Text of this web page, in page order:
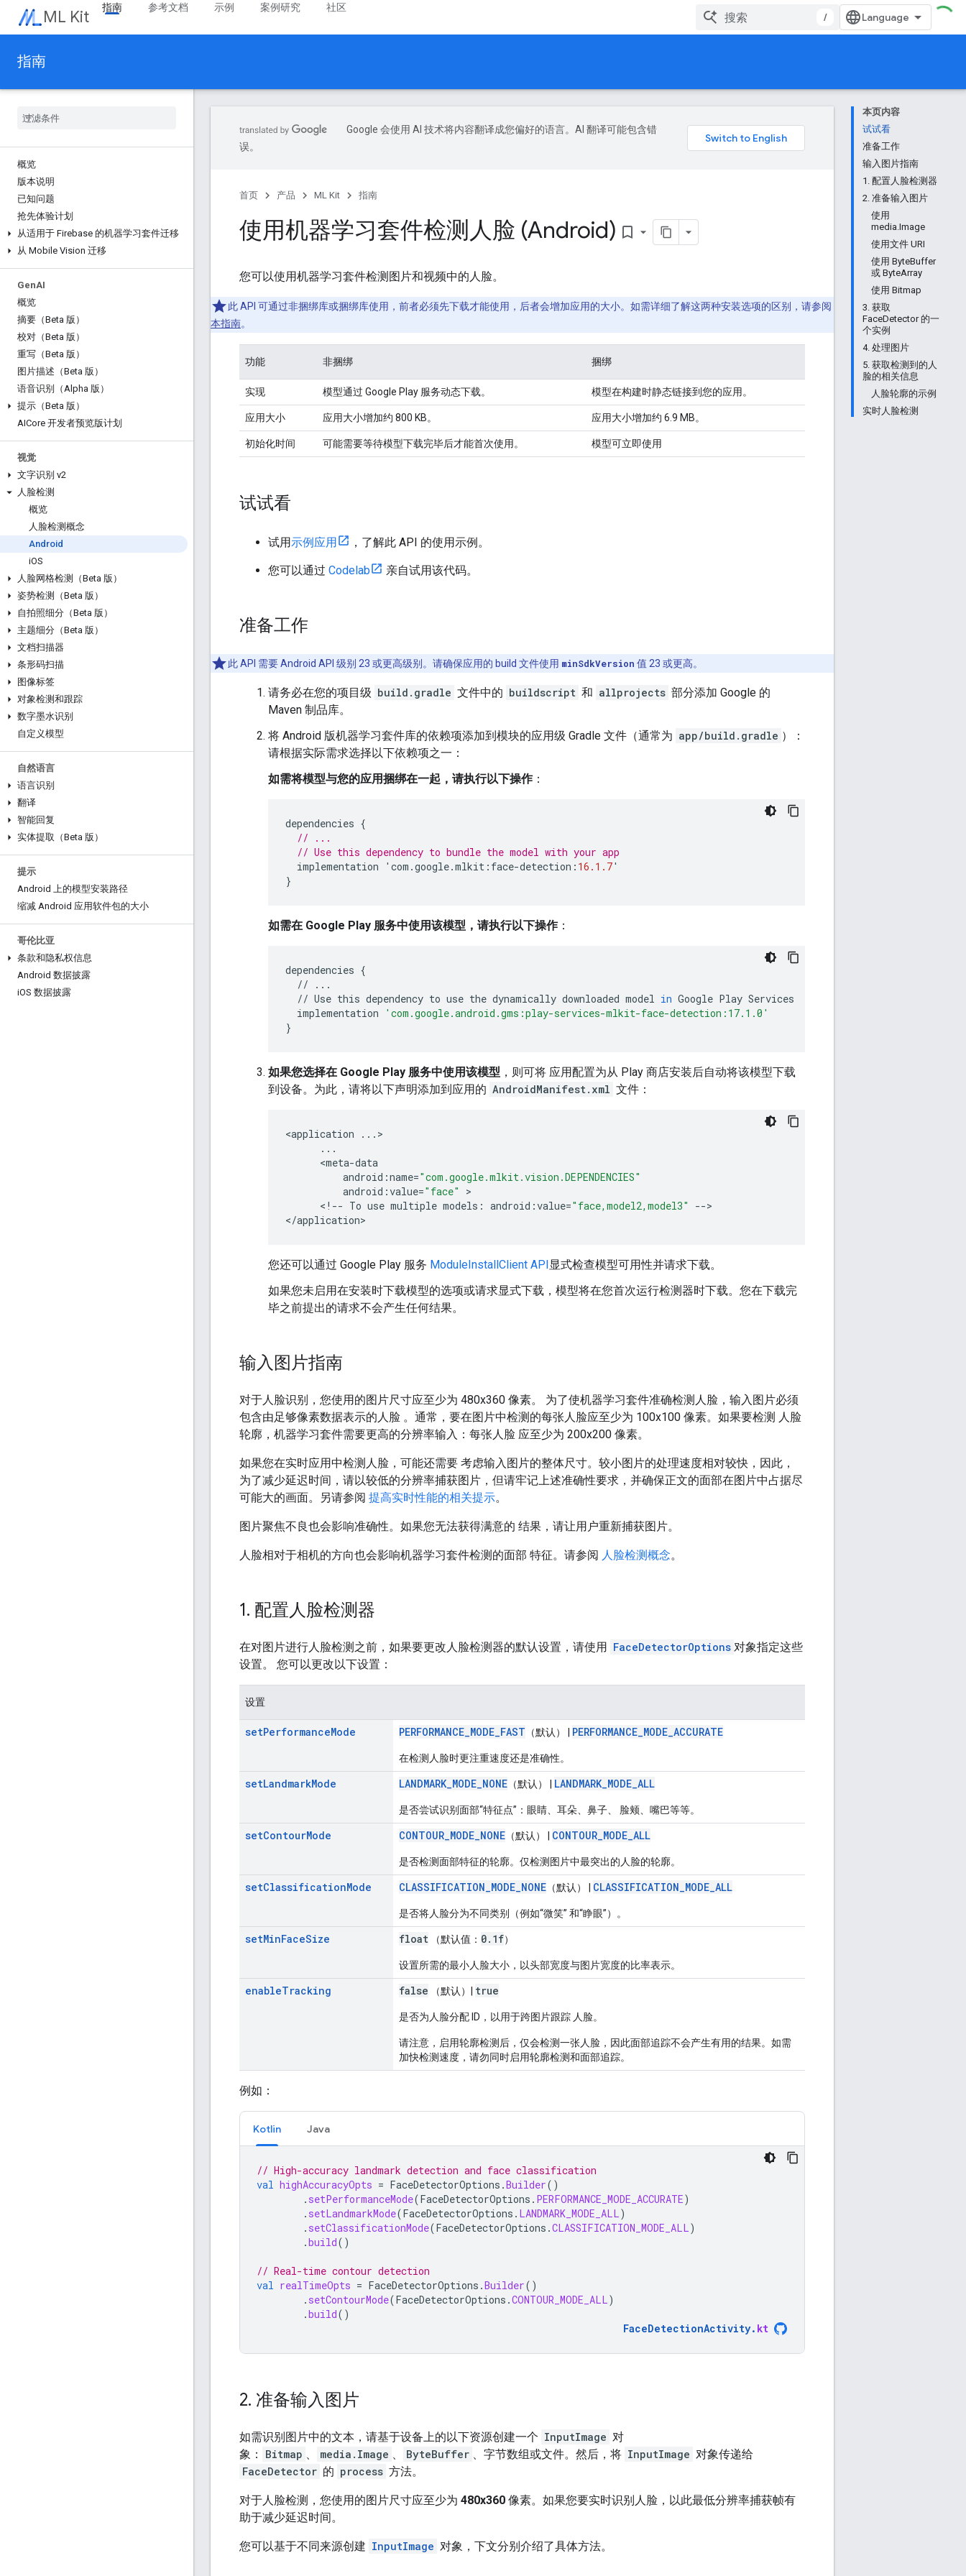
ML Kit 指南 参考文档 示例 案例研究 社区
/
指南
概览
版本说明
已知问题
抢先体验计划
从适用于 Firebase 的机器学习套件迁移
从 Mobile Vision 迁移
GenAI
概览
摘要（Beta 版）
校对（Beta 版）
重写（Beta 版）
图片描述（Beta 版）
语音识别（Alpha 版）
提示（Beta 版）
AICore 开发者预览版计划
视觉
文字识别 v2
人脸检测
概览
人脸检测概念
Android
iOS
人脸网格检测（Beta 版）
姿势检测（Beta 版）
自拍照细分（Beta 版）
主题细分（Beta 版）
文档扫描器
条形码扫描
图像标签
对象检测和跟踪
数字墨水识别
自定义模型
自然语言
语言识别
翻译
智能回复
实体提取（Beta 版）
提示
Android 上的模型安装路径
缩减 Android 应用软件包的大小
哥伦比亚
条款和隐私权信息
Android 数据披露
iOS 数据披露
本页内容
试试看
准备工作
输入图片指南
1. 配置人脸检测器
2. 准备输入图片
使用
media.Image
使用文件 URI
使用 ByteBuffer
或 ByteArray
使用 Bitmap
3. 获取
FaceDetector 的一
个实例
4. 处理图片
5. 获取检测到的人
脸的相关信息
人脸轮廓的示例
实时人脸检测
Google 会使用 AI 技术将内容翻译成您偏好的语言。AI 翻译可能包含错
误。
首页 产品 ML Kit 指南
使用机器学习套件检测人脸 (Android) bookmark_border
您可以使用机器学习套件检测图片和视频中的人脸。
此 API 可通过非捆绑库或捆绑库使用，前者必须先下载才能使用，后者会增加应用的大小。如需详细了解这两种安装选项的区别，请参阅
本指南。
功能 非捆绑 捆绑
实现 模型通过 Google Play 服务动态下载。 模型在构建时静态链接到您的应用。
应用大小 应用大小增加约 800 KB。 应用大小增加约 6.9 MB。
初始化时间 可能需要等待模型下载完毕后才能首次使用。 模型可立即使用
试试看
试用示例应用 ，了解此 API 的使用示例。
您可以通过 Codelab 亲自试用该代码。
准备工作
此 API 需要 Android API 级别 23 或更高级别。请确保应用的 build 文件使用 minSdkVersion 值 23 或更高。
请务必在您的项目级 build.gradle 文件中的 buildscript 和 allprojects 部分添加 Google 的
Maven 制品库。
将 Android 版机器学习套件库的依赖项添加到模块的应用级 Gradle 文件（通常为 app/build.gradle ）：
请根据实际需求选择以下依赖项之一：
如需将模型与您的应用捆绑在一起，请执行以下操作：
dependencies {
// ...
// Use this dependency to bundle the model with your app
implementation
' com .google.mlkit : face-detection : 16.1.7'
}
如需在 Google Play 服务中使用该模型，请执行以下操作：
dependencies {
//
...
// Use this dependency to use the dynamically downloaded model in Google Play Services
implementation
'com.google.android.gms:play-services-mlkit-face-detection:17.1.0'
}
如果您选择在 Google Play 服务中使用该模型 ，则可将 应用配置为从 Play 商店安装后自动将该模型下载
到设备。为此，请将以下声明添加到应用的 AndroidManifest.xml 文件：
<application ... >
...
      <
meta-data
android :name="com.google.mlkit.vision.DEPENDENCIES"
android :value="face"
>
      <
! -- To use multiple models : android :value="face,model2,model3" -->
</application
您还可以通过 Google Play 服务 ModuleInstallClient API显式检查模型可用性并请求下载。
如果您未启用在安装时下载模型的选项或请求显式下载，模型将在您首次运行检测器时下载。您在下载完
毕之前提出的请求不会产生任何结果。
输入图片指南
对于人脸识别，您使用的图片尺寸应至少为 480x360 像素。 为了使机器学习套件准确检测人脸，输入图片必须
包含由足够像素数据表示的人脸 。通常，要在图片中检测的每张人脸应至少为 100x100 像素。如果要检测 人脸
轮廓，机器学习套件需要更高的分辨率输入：每张人脸 应至少为 200x200 像素。
如果您在实时应用中检测人脸，可能还需要 考虑输入图片的整体尺寸。较小图片的处理速度相对较快，因此，
为了减少延迟时间，请以较低的分辨率捕获图片，但请牢记上述准确性要求，并确保正文的面部在图片中占据尽
可能大的画面。另请参阅 提高实时性能的相关提示。
图片聚焦不良也会影响准确性。如果您无法获得满意的 结果，请让用户重新捕获图片。
人脸相对于相机的方向也会影响机器学习套件检测的面部 特征。请参阅 人脸检测概念。
1. 配置人脸检测器
在对图片进行人脸检测之前，如果要更改人脸检测器的默认设置，请使用 FaceDetectorOptions 对象指定这些
设置。 您可以更改以下设置：
设置
setPerformanceMode PERFORMANCE_MODE_FAST （默认） | PERFORMANCE_MODE_ACCURATE
在检测人脸时更注重速度还是准确性。
setLandmarkMode LANDMARK_MODE_NONE （默认） | LANDMARK_MODE_ALL
是否尝试识别面部“特征点”：眼睛、耳朵、鼻子、 脸颊、嘴巴等等。
setContourMode CONTOUR_MODE_NONE （默认） | CONTOUR_MODE_ALL
是否检测面部特征的轮廓。仅检测图片中最突出的人脸的轮廓。
setClassificationMode CLASSIFICATION_MODE_NONE （默认） | CLASSIFICATION_MODE_ALL
是否将人脸分为不同类别（例如“微笑” 和“睁眼”）。
setMinFaceSize float （默认值： 0. 1f）
设置所需的最小人脸大小，以头部宽度与图片宽度的比率表示。
enableTracking false （默认）| true
是否为人脸分配 ID，以用于跨图片跟踪 人脸。
请注意，启用轮廓检测后，仅会检测一张人脸，因此面部追踪不会产生有用的结果。如需
加快检测速度，请勿同时启用轮廓检测和面部追踪。
例如：
Kotlin Java
// High-accuracy landmark detection and face classification
val highAccuracyOpts = FaceDetectorOptions .Builder()
. setPerformanceMode(FaceDetectorOptions . PERFORMANCE_MODE_ACCURATE)
. setLandmarkMode(FaceDetectorOptions . LANDMARK_MODE_ALL)
. setClassificationMode(FaceDetectorOptions .CLASSIFICATION_MODE_ALL)
.build()
// Real-time contour detection
val realTimeOpts = FaceDetectorOptions .Builder()
. setContourMode(FaceDetectorOptions .CONTOUR_MODE_ALL)
.build()
FaceDetectionActivity. kt
2. 准备输入图片
如需识别图片中的文本，请基于设备上的以下资源创建一个 InputImage 对
象：
Bitmap 、 media.Image 、 ByteBuffer 、字节数组或文件。然后，将 InputImage 对象传递给
FaceDetector 的 process 方法。
对于人脸检测，您使用的图片尺寸应至少为 480x360 像素。如果您要实时识别人脸，以此最低分辨率捕获帧有
助于减少延迟时间。
您可以基于不同来源创建 InputImage 对象，下文分别介绍了具体方法。